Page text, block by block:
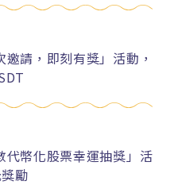
請，即刻有獎」活動，
代幣化股票幸運抽獎」活
勵